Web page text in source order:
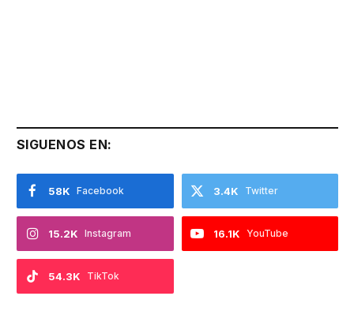
SIGUENOS EN:
Facebook
58K Twitter
3.4K
Instagram
15.2K YouTube
16.1K
TikTok
54.3K